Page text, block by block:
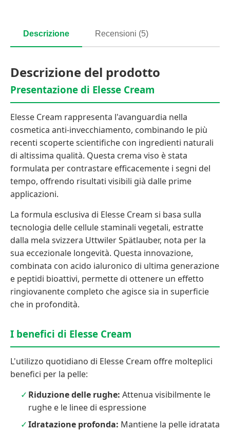
Descrizione Recensioni (5)
Descrizione del prodotto
Presentazione di Elesse Cream
Elesse Cream rappresenta l'avanguardia nella
cosmetica anti-invecchiamento, combinando le più
recenti scoperte scientifiche con ingredienti naturali
di altissima qualità. Questa crema viso è stata
formulata per contrastare efficacemente i segni del
tempo, offrendo risultati visibili già dalle prime
applicazioni.
La formula esclusiva di Elesse Cream si basa sulla
tecnologia delle cellule staminali vegetali, estratte
dalla mela svizzera Uttwiler Spätlauber, nota per la
sua eccezionale longevità. Questa innovazione,
combinata con acido ialuronico di ultima generazione
e peptidi bioattivi, permette di ottenere un effetto
ringiovanente completo che agisce sia in superficie
che in profondità.
I benefici di Elesse Cream
L'utilizzo quotidiano di Elesse Cream offre molteplici
benefici per la pelle:
Riduzione delle rughe: Attenua visibilmente le
rughe e le linee di espressione
Idratazione profonda: Mantiene la pelle idratata